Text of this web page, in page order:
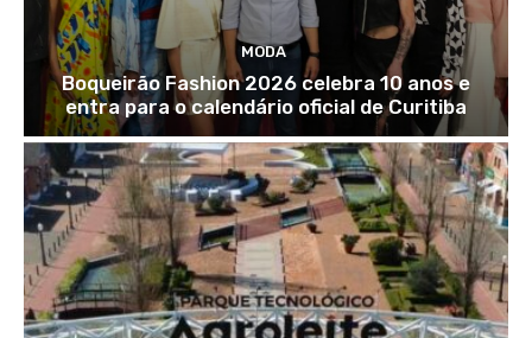
MODA
Boqueirão Fashion 2026 celebra 10 anos e
entra para o calendário oficial de Curitiba